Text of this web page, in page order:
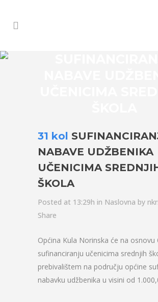
31 kol
NABAVE UDŽBENIKA
UČENICIMA
ŠKOLA
Posted at 13:29h in Naslovna by
Share
Općina Kula Norinska će na osnovu
sufinanciranju učenicima srednjih
prebivalištem na području općine
nabavku udžbenika u visini od